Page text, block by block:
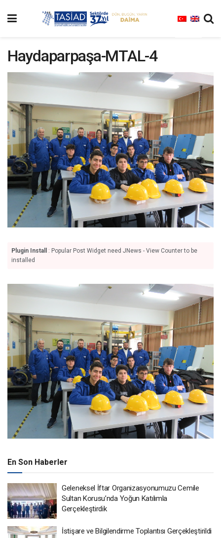
Haydaparpaşa-MTAL-4
Plugin Install
: Popular Post Widget need JNews - View Counter to be
installed
En Son Haberler
Geleneksel İftar Organizasyonumuzu Cemile
Sultan Korusu’nda Yoğun Katılımla
Gerçekleştirdik
İstişare ve Bilgilendirme Toplantısı Gerçekleştirildi